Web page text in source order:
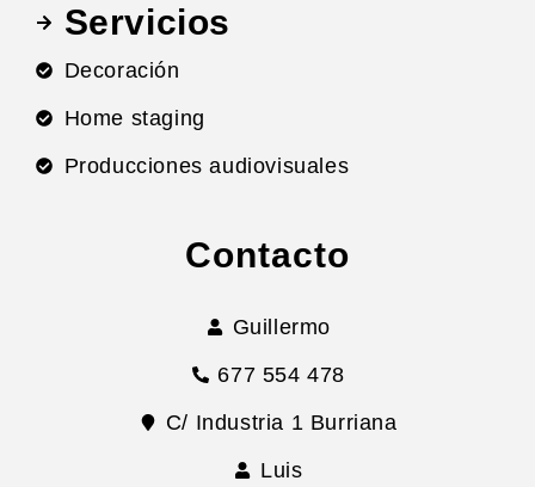
Servicios
Decoración
Home staging
Producciones audiovisuales
Contacto
Guillermo
677 554 478
C/ Industria 1 Burriana
Luis